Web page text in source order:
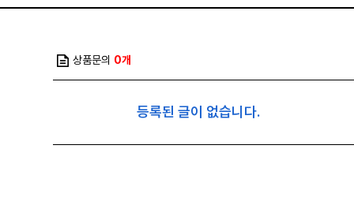
상품문의 0개
등록된 글이 없습니다.